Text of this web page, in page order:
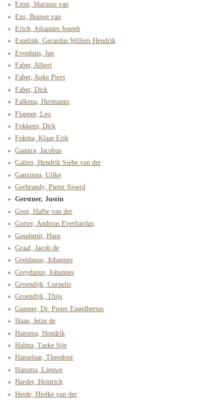
Emst, Marinus van
Ens, Bouwe van
Erich, Johannes Joseph
Esselink, Gerardus Willem Hendrik
Evenhuis, Jan
Faber, Albert
Faber, Auke Piers
Faber, Dirk
Falkena, Hermanus
Flapper, Leo
Fokkens, Dirk
Fokma, Klaas Erik
Gaastra, Jacobus
Galien, Hendrik Siebe van der
Ganzinga, Uilke
Gerbrandy, Pieter Sjoerd
Gerstner, Justin
Goot, Halbe van der
Gorter, Andreas Everhardus
Goudsmit, Hans
Graaf, Jacob de
Greidanus, Johannes
Greydanus, Johannes
Groendijk, Cornelis
Groendijk, Thijs
Gunster, Dr. Pieter Engelbertus
Haan, Jetze de
Haitsma, Hendrik
Halma, Taeke Sije
Hanselaar, Theodoor
Hansma, Lieuwe
Harder, Heinrich
Heide, Hielke van der